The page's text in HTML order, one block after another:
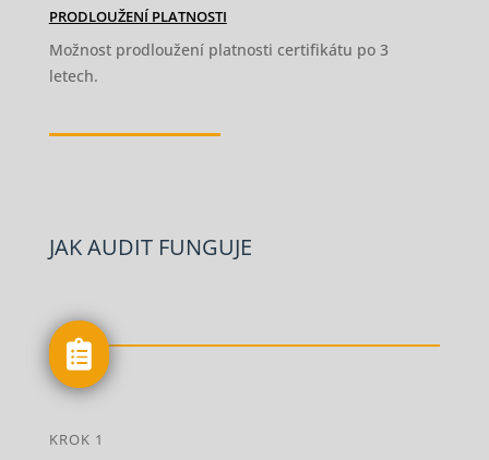
PRODLOUŽENÍ PLATNOSTI
Možnost prodloužení platnosti certifikátu po 3
letech.
JAK AUDIT FUNGUJE

KROK 1